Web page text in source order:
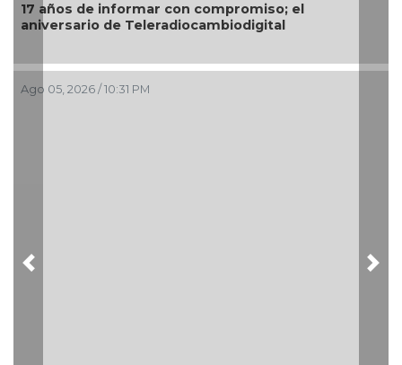
el
Quitan fuero a alcalde de Ixhuatlán
Ago 05, 2026 / 8:05 PM
Previous